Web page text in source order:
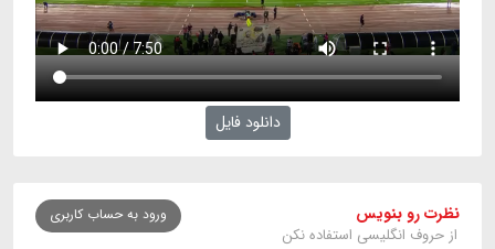
دانلود فایل
نظرت رو بنویس
از حروف انگلیسی استفاده نکن
ورود به حساب کاربری